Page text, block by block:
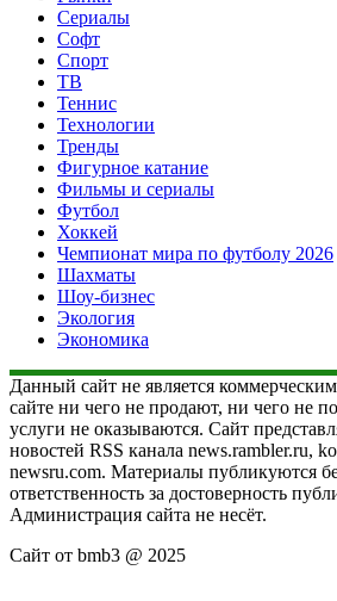
Сериалы
Софт
Спорт
ТВ
Теннис
Технологии
Тренды
Фигурное катание
Фильмы и сериалы
Футбол
Хоккей
Чемпионат мира по футболу 2026
Шахматы
Шоу-бизнес
Экология
Экономика
Данный сайт не является
сайте ни чего не продают, ни чего не
услуги не оказываются. Сайт
новостей RSS канала news.rambler.ru,
newsru.com. Материалы публикуются
ответственность за достоверность
Администрация сайта не несёт.
Сайт от bmb3 @ 2025